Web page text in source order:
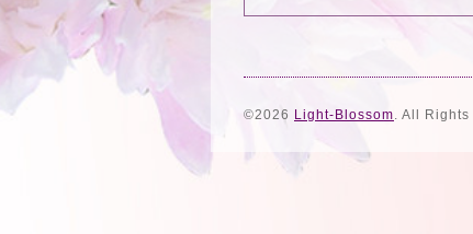
©2026 Light-Blossom. All